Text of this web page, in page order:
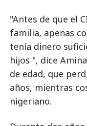
"Antes de que el
familia, apenas
tenía dinero
hijos ", dice
de edad, que
años, mientras
nigeriano.